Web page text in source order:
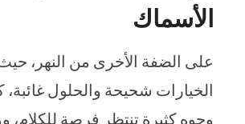
الأسماك
على الضفة الأخرى من النهر،
الخيارات شحيحة والحلول غائبة،
وجوه كثيرة تنتظر فرصة للكلام،